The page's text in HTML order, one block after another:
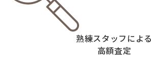
熟練スタッフによる
高額査定